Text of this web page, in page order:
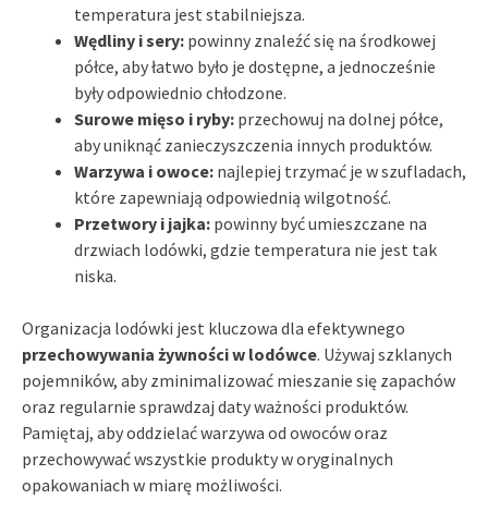
temperatura jest stabilniejsza.
Wędliny i sery: powinny znaleźć się na środkowej
półce, aby łatwo było je dostępne, a jednocześnie
były odpowiednio chłodzone.
Surowe mięso i ryby: przechowuj na dolnej półce,
aby uniknąć zanieczyszczenia innych produktów.
Warzywa i owoce: najlepiej trzymać je w szufladach,
które zapewniają odpowiednią wilgotność.
Przetwory i jajka: powinny być umieszczane na
drzwiach lodówki, gdzie temperatura nie jest tak
niska.
Organizacja lodówki jest kluczowa dla efektywnego
przechowywania żywności w lodówce. Używaj szklanych
pojemników, aby zminimalizować mieszanie się zapachów
oraz regularnie sprawdzaj daty ważności produktów.
Pamiętaj, aby oddzielać warzywa od owoców oraz
przechowywać wszystkie produkty w oryginalnych
opakowaniach w miarę możliwości.